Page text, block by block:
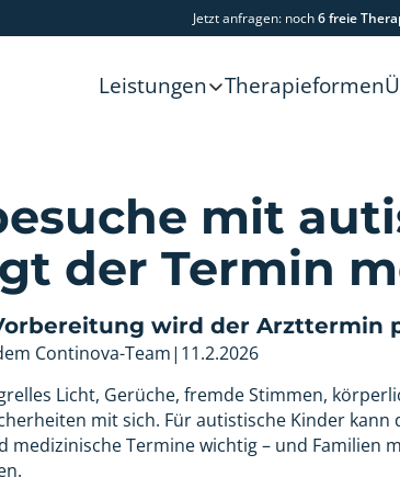
Jetzt anfragen: noch6 freie
Leistungen Therapieformen
mit
der Termin
wird der Arzttermin
Continova-Team| 11.2.2026
Licht, Gerüche, fremde Stimmen,
mit sich. Für autistische Kinder
medizinische Termine wichtig – und